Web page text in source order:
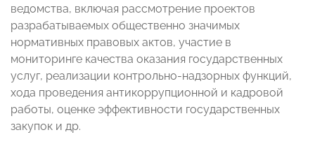
ведомства, включая рассмотрение проектов
разрабатываемых общественно значимых
нормативных правовых актов, участие в
мониторинге качества оказания государственных
услуг, реализации контрольно-надзорных функций,
хода проведения антикоррупционной и кадровой
работы, оценке эффективности государственных
закупок и др.